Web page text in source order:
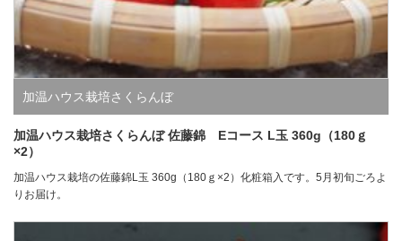
加温ハウス栽培さくらんぼ
加温ハウス栽培さくらんぼ 佐藤錦 Eコース L玉 360g（180ｇ
×2）
加温ハウス栽培の佐藤錦L玉 360g（180ｇ×2）化粧箱入です。5月初旬ごろよ
りお届け。